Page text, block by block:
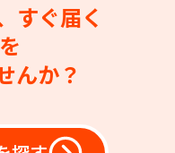
すぐ届く
んか？